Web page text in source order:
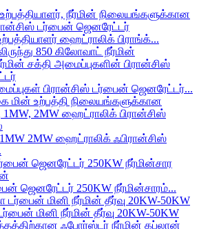
ஹைட்ராலிக் பிராங்க்...
பிரான்சிஸ் டர்பைன் ஜெனரேட்டர்...
2MW ஹைட்ராலிக் ஃபிரான்சிஸ்
ஜெனரேட்டர் 250KW நீர்மின்சாரம்...
மினி நீர்மின் தீர்வு 20KW-50KW